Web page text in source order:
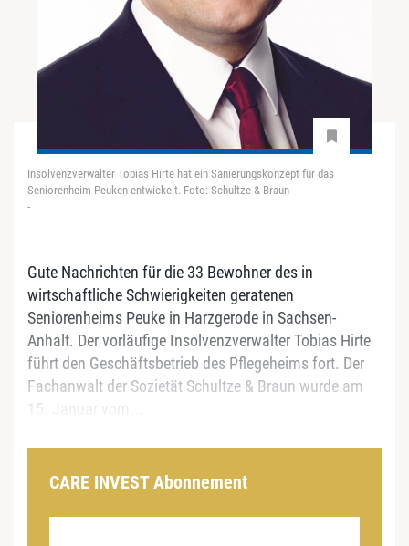
Insolvenzverwalter Tobias Hirte hat ein Sanierungskonzept für das
Seniorenheim Peuken entwickelt. Foto: Schultze & Braun
-
Gute Nachrichten für die 33 Bewohner des in
wirtschaftliche Schwierigkeiten geratenen
Seniorenheims Peuke in Harzgerode in Sachsen-
Anhalt. Der vorläufige Insolvenzverwalter Tobias Hirte
führt den Geschäftsbetrieb des Pflegeheims fort. Der
Fachanwalt der Sozietät Schultze & Braun wurde am
15. Januar vom...
CARE INVEST Abonnement